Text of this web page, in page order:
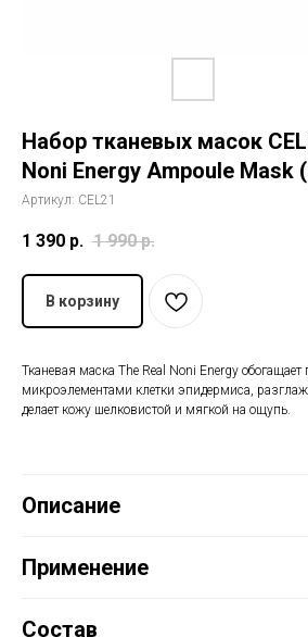
Набор тканевых масок
Noni Energy Ampoule Mask
Артикул: CEL21
1 390 р. 1 990 р.
В корзину
Тканевая маска The Real Noni Energy
микроэлементами клетки эпидермиса,
делает кожу шелковистой и мягкой на ощупь.
Описание
Применение
Состав
Блог